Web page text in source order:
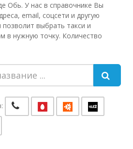
Обь. У нас в справочнике Вы
email, соцсети и другую
выбрать такси и
в нужную точку. Количество